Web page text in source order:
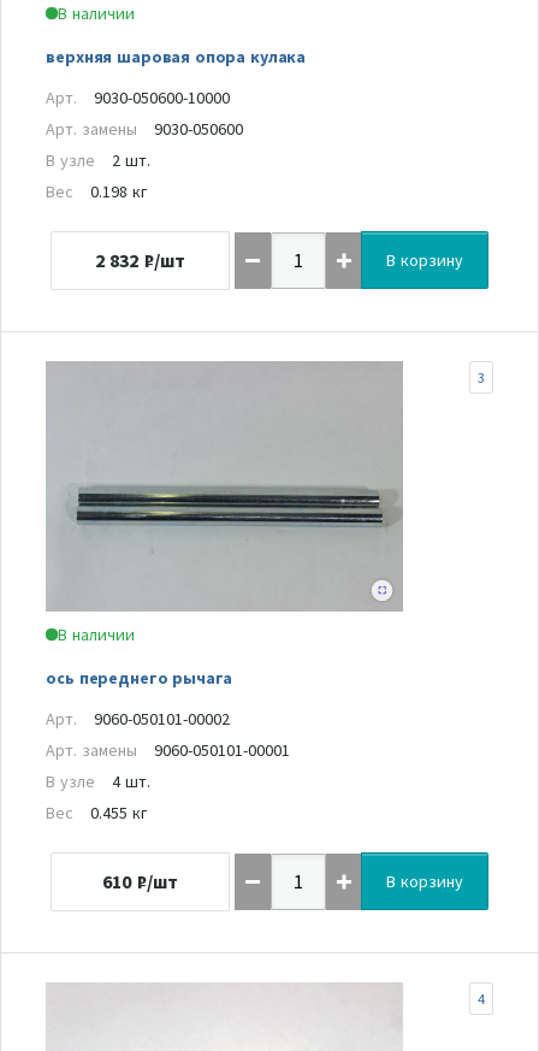
В наличии
верхняя шаровая опора кулака
Арт.
9030-050600-10000
Арт. замены
9030-050600
В узле
2 шт.
Вес
0.198 кг
2 832 ₽/шт В корзину
В наличии
ось переднего рычага
3
Арт.
9060-050101-00002
Арт. замены
9060-050101-00001
В узле
4 шт.
Вес
0.455 кг
610 ₽/шт В корзину
4